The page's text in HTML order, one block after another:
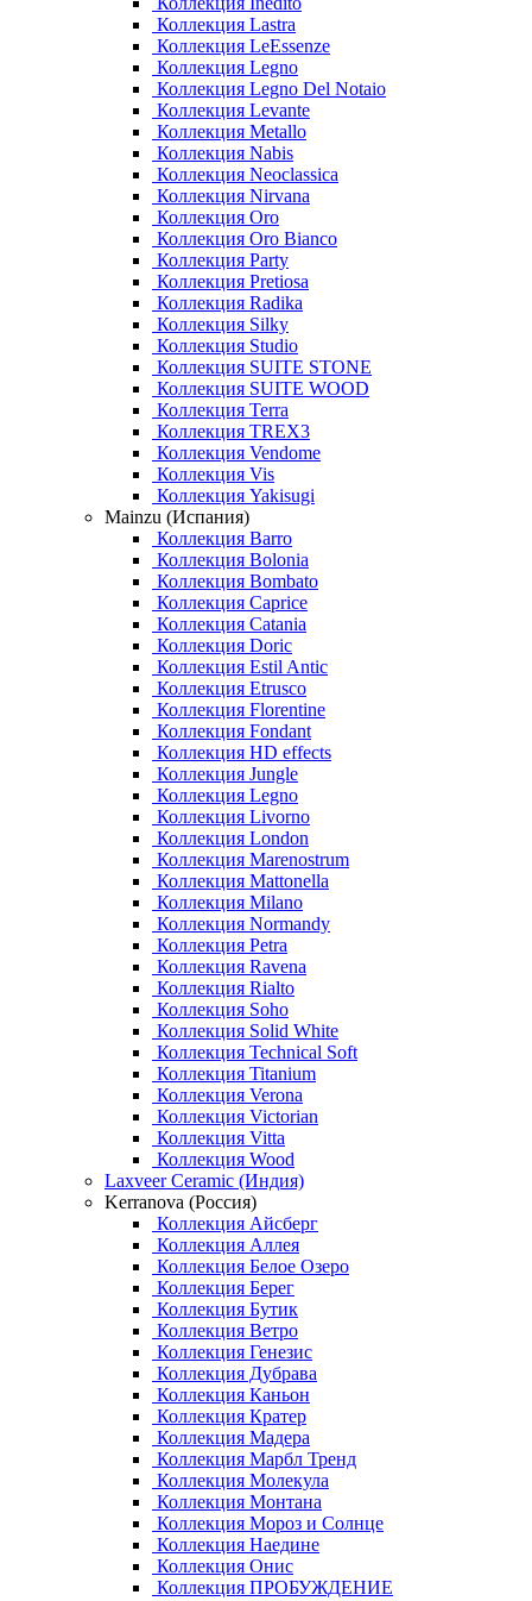
Коллекция Lastra
Коллекция LeEssenze
Коллекция Legno
Коллекция Legno Del Notaio
Коллекция Levante
Коллекция Metallo
Коллекция Nabis
Коллекция Neoclassica
Коллекция Nirvana
Коллекция Oro
Коллекция Oro Bianco
Коллекция Party
Коллекция Pretiosa
Коллекция Radika
Коллекция Silky
Коллекция Studio
Коллекция SUITE STONE
Коллекция SUITE WOOD
Коллекция Terra
Коллекция TREX3
Коллекция Vendome
Коллекция Vis
Коллекция Yakisugi
Mainzu (Испания)
Коллекция Barro
Коллекция Bolonia
Коллекция Bombato
Коллекция Caprice
Коллекция Catania
Коллекция Doric
Коллекция Estil Antic
Коллекция Etrusco
Коллекция Florentine
Коллекция Fondant
Коллекция HD effects
Коллекция Jungle
Коллекция Legno
Коллекция Livorno
Коллекция London
Коллекция Marenostrum
Коллекция Mattonella
Коллекция Milano
Коллекция Normandy
Коллекция Petra
Коллекция Ravena
Коллекция Rialto
Коллекция Soho
Коллекция Solid White
Коллекция Technical Soft
Коллекция Titanium
Коллекция Verona
Коллекция Victorian
Коллекция Vitta
Коллекция Wood
Laxveer Ceramic (Индия)
Kerranova (Россия)
Коллекция Айсберг
Коллекция Аллея
Коллекция Белое Озеро
Коллекция Берег
Коллекция Бутик
Коллекция Ветро
Коллекция Генезис
Коллекция Дубрава
Коллекция Каньон
Коллекция Кратер
Коллекция Мадера
Коллекция Марбл Тренд
Коллекция Молекула
Коллекция Монтана
Коллекция Мороз и Солнце
Коллекция Наедине
Коллекция Онис
Коллекция ПРОБУЖДЕНИЕ